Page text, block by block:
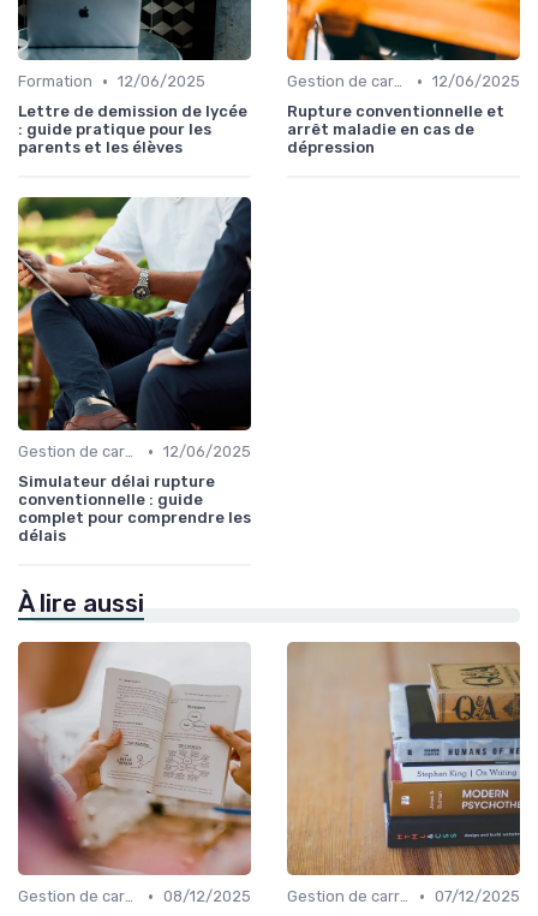
Formation • 12/06/2025
Lettre de demission de lycée
: guide pratique pour les
parents et les élèves
Gestion de carrière • 12/06/2025
Rupture conventionnelle et
arrêt maladie en cas de
dépression
Gestion de carrière • 12/06/2025
Simulateur délai rupture
conventionnelle : guide
complet pour comprendre les
délais
À lire aussi
Gestion de carrière • 08/12/2025
Gestion de carrière • 07/12/2025